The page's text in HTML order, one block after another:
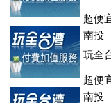
超便
登、訂房系統、客房
南投
玩全
超便
登、訂房系統、客房
南投